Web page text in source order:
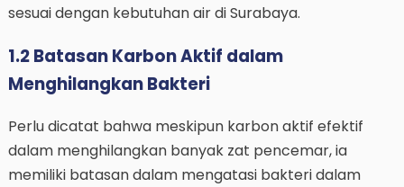
sesuai dengan kebutuhan air di Surabaya.
1.2 Batasan Karbon Aktif dalam
Menghilangkan Bakteri
Perlu dicatat bahwa meskipun karbon aktif efektif
dalam menghilangkan banyak zat pencemar, ia
memiliki batasan dalam mengatasi bakteri dalam